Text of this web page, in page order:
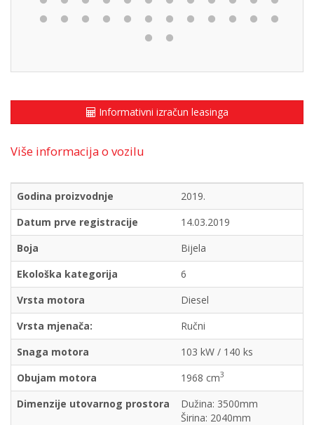
Informativni izračun leasinga
Više informacija o vozilu
Godina proizvodnje
2019.
Datum prve registracije
14.03.2019
Boja
Bijela
Ekološka kategorija
6
Vrsta motora
Diesel
Vrsta mjenača:
Ručni
Snaga motora
103 kW / 140 ks
Obujam motora
1968 cm3
Dimenzije utovarnog prostora
Dužina: 3500mm
Širina: 2040mm